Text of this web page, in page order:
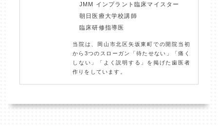
JMM インプラント臨床マイスター
朝日医療大学校講師
臨床研修指導医
当院は、岡山市北区矢坂東町での開院当初
から3つのスローガン「待たせない」「痛く
しない」「よく説明する」を掲げた歯医者
作りをしています。